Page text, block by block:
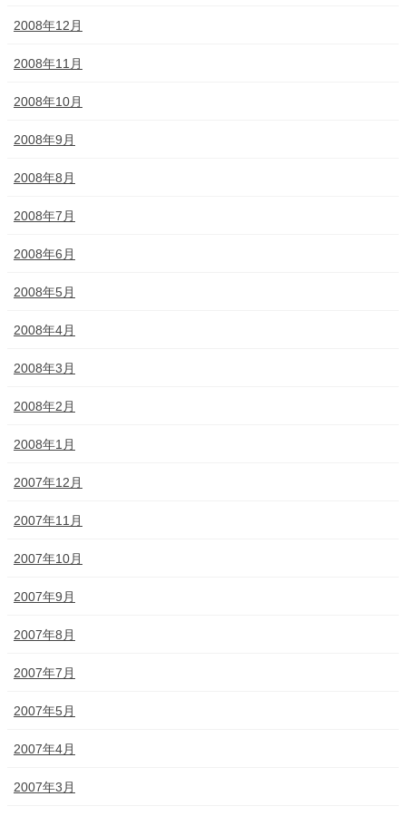
2008年12月
2008年11月
2008年10月
2008年9月
2008年8月
2008年7月
2008年6月
2008年5月
2008年4月
2008年3月
2008年2月
2008年1月
2007年12月
2007年11月
2007年10月
2007年9月
2007年8月
2007年7月
2007年5月
2007年4月
2007年3月